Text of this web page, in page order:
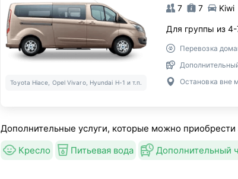
Toyota Hiace, Opel Vivaro, Hyundai H-1 и т.п.
7 7 Kiwi
Для группы из
Перевозка
Остановка вне
Дополнительные услуги, которые можно приобрести
Кресло
Питьевая вода Дополнительный